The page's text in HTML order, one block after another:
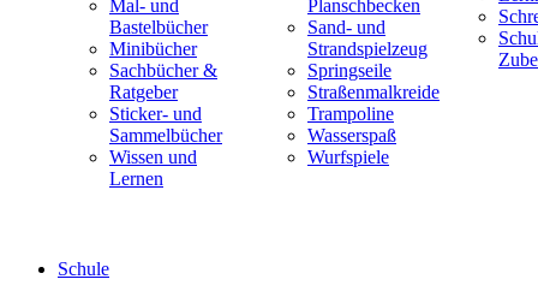
Mal- und
Bastelbücher
Minibücher
Sachbücher &
Ratgeber
Sticker- und
Sammelbücher
Wissen und
Lernen
Planschbecken
Sand- und
Strandspielzeug
Springseile
Straßenmalkreide
Trampoline
Wasserspaß
Wurfspiele
Schule